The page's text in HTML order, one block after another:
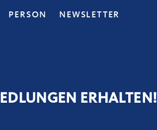
PERSON NEWSLETTER
ERHALTEN!